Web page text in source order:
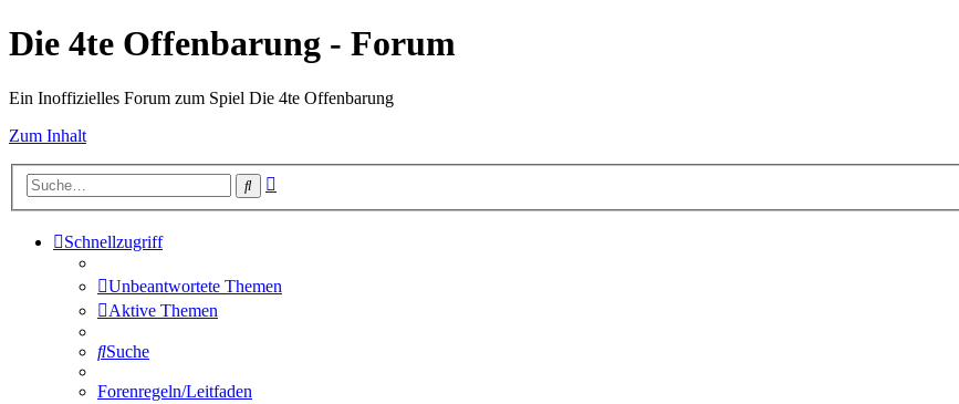
Die 4te Offenbarung - Forum
Ein Inoffizielles Forum zum Spiel Die 4te Offenbarung
Zum Inhalt
Suche
Schnellzugriff
Unbeantwortete Themen
Aktive Themen
Suche
Forenregeln/Leitfaden